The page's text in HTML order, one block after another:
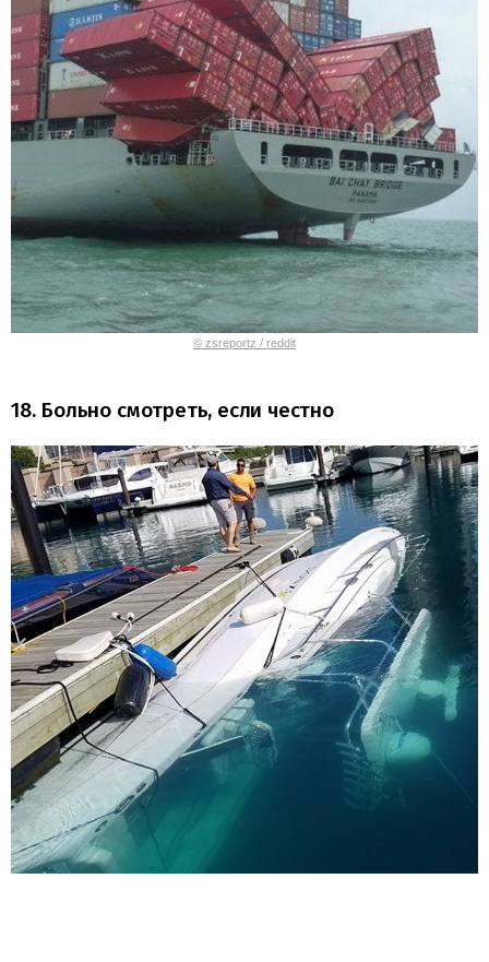
© zsreportz / reddit
18. Больно смотреть, если честно